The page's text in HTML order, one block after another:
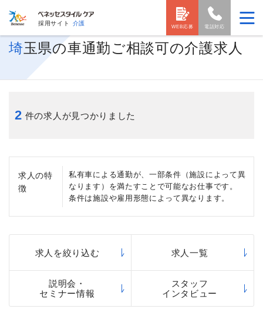
採用サイト 介護
電話対応
WEB応募
埼玉県の車通勤ご相談可の介護求人
2 件の求人が見つかりました
求人の特
徴
私有車による通勤が、一部条件（施設によって異
なります）を満たすことで可能なお仕事です。
条件は施設や雇用形態によって異なります。
求人を絞り込む 求人一覧
説明会・
セミナー情報
スタッフ
インタビュー